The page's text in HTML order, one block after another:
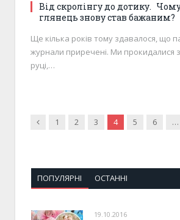
Від скролінгу до дотику.
глянець знову став бажаним?
Ще кілька років тому здавалося, що
журнали приречені. Ми прокидалися
руці,…
Previous
1 2 3 4 5 6 …
ПОПУЛЯРНІ ОСТАННІ
19.10.2016